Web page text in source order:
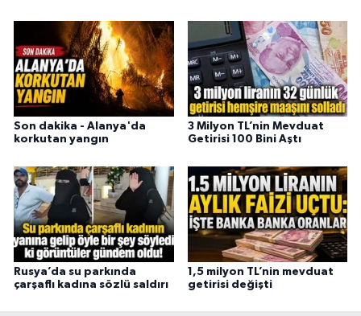
Son dakika - Alanya'da
korkutan yangın
3 Milyon TL’nin Mevduat
Getirisi 100 Bini Aştı
Rusya’da su parkında
çarşaflı kadına sözlü saldırı
1,5 milyon TL’nin mevduat
getirisi değişti